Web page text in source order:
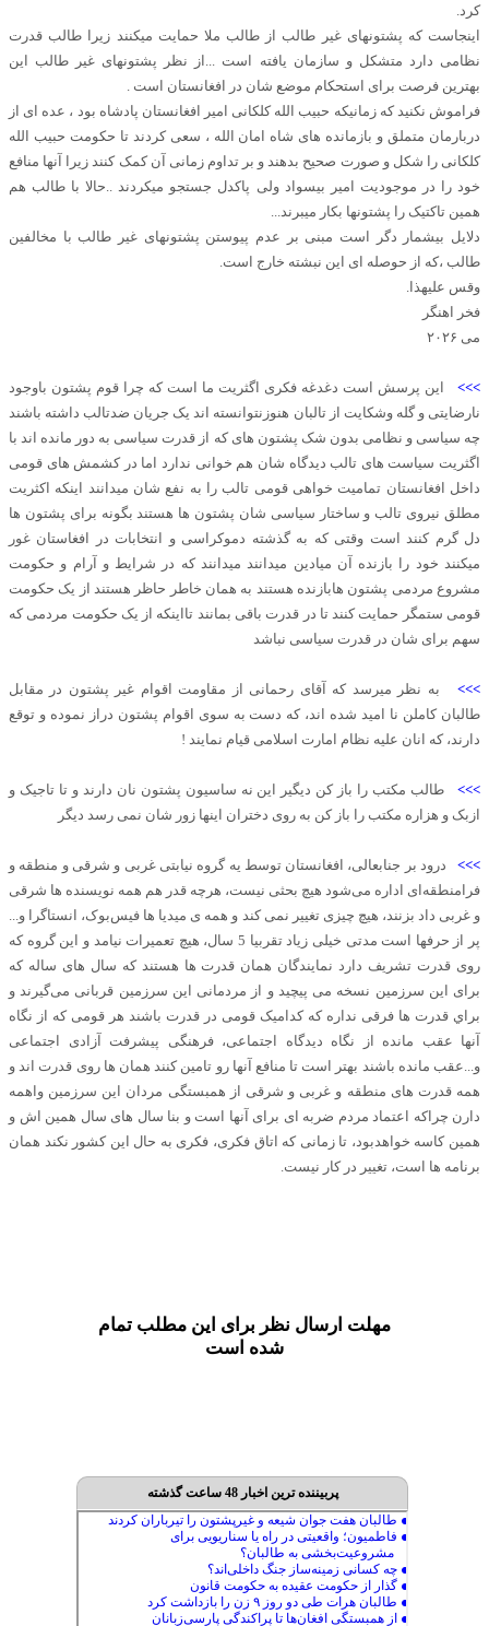
کرد.
اینجاست که پشتونهای غیر طالب از طالب ملا حمایت میکنند زیرا طالب قدرت
نظامی دارد متشکل و سازمان یافته است ...از نظر پشتونهای غیر طالب این
بهترین فرصت برای استحکام موضع شان در افغانستان است .
فراموش نکنید که زمانیکه حبیب الله کلکانی امیر افغانستان پادشاه بود ، عده ای از
دربارمان متملق و بازمانده های شاه امان الله ، سعی کردند تا حکومت حبیب الله
کلکانی را شکل و صورت صحیح بدهند و بر تداوم زمانی آن کمک کنند زیرا آنها منافع
خود را در موجودیت امیر بیسواد ولی پاکدل جستجو میکردند ..حالا با طالب هم
همین تاکتیک را پشتونها بکار میبرند...
دلایل بیشمار دگر است مبنی بر عدم پیوستن پشتونهای غیر طالب با مخالفین
طالب ،که از حوصله ای این نبشته خارج است.
وقس علیهذا.
فخر اهنگر
می ۲۰۲۶
>>> این پرسش است دغدغه فکری اگثریت ما است که چرا قوم پشتون باوجود
نارضایتی و گله وشکایت از تالبان هنوزنتوانسته اند یک جریان ضدتالب داشته باشند
چه سیاسی و نظامی بدون شک پشتون های که از قدرت سیاسی به دور مانده اند با
اگثریت سیاست های تالب دیدگاه شان هم خوانی ندارد اما در کشمش های قومی
داخل افغانستان تمامیت خواهی قومی تالب را به نفع شان میدانند اینکه اکثریت
مطلق نیروی تالب و ساختار سیاسی شان پشتون ها هستند بگونه برای پشتون ها
دل گرم کنند است وقتی که به گذشته دموکراسی و انتخابات در افغاستان غور
میکنند خود را بازنده آن میادین میدانند میدانند که در شرایط و آرام و حکومت
مشروع مردمی پشتون هابازنده هستند به همان خاطر حاظر هستند از یک حکومت
قومی ستمگر حمایت کنند تا در قدرت باقی بمانند تااینکه از یک حکومت مردمی که
سهم برای شان در قدرت سیاسی نباشد
>>> به نظر میرسد که آقای رحمانی از مقاومت اقوام غیر پشتون در مقابل
طالبان کاملن نا امید شده اند، که دست به سوی اقوام پشتون دراز نموده و توقع
دارند، که انان علیه نظام امارت اسلامی قيام نمایند !
>>> طالب مکتب را باز کن دیگیر این نه ساسیون پشتون نان دارند و تا تاجیک و
ازبک و هزاره مکتب را باز کن به روی دختران اینها زور شان نمی رسد دیگر
>>> درود بر جنابعالی، افغانستان توسط یه گروه نیابتی غربی و شرقی و منطقه و
فرامنطقه‌ای اداره می‌شود هيچ بحثی نيست، هرچه قدر هم همه نویسنده ها شرقی
و غربی داد بزنند، هيچ چيزی تغییر نمی کند و همه ی میدیا ها فیس‌بوک، انستاگرا و...
پر از حرفها است مدتی خیلی زیاد تقربیا 5 سال، هيچ تعمیرات نیامد و اين گروه که
روی قدرت تشريف دارد نمایندگان همان قدرت ها هستند که سال های ساله که
برای اين سرزمين نسخه می پیچید و از مردمانی اين سرزمين قربانی می‌گیرند و
براي قدرت ها فرقی نداره که کدامیک قومی در قدرت باشند هر قومی که از نگاه
آنها عقب‌ مانده‌ از نگاه ديدگاه اجتماعی، فرهنگی پیشرفت آزادی اجتماعی
و...عقب‌ مانده باشند بهتر است تا منافع آنها رو تامین کنند همان ها روی قدرت اند و
همه قدرت های منطقه و غربی و شرقی از همبستگی مردان اين سرزمين واهمه
دارن چراکه اعتماد مردم ضربه‌ ای برای آنها است‌ و بنا سال های سال همین اش و
همین کاسه خواهدبود، تا زمانی که اتاق فکری، فکری به حال این کشور نکند همان
برنامه ها است‌، تغییر در کار نیست.
مهلت ارسال نظر برای این مطلب تمام
شده است
پربیننده ترین اخبار 48 ساعت گذشته